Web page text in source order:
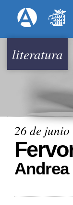
Menú
literatura
26 de junio
Andrea